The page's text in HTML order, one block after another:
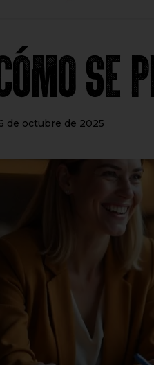
SE
de octubre de 2025